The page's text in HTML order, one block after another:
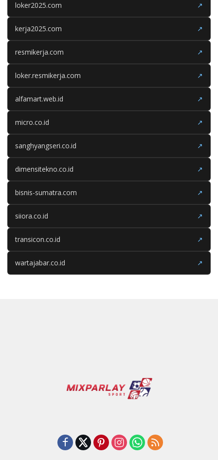
loker2025.com ↗
kerja2025.com ↗
resmikerja.com ↗
loker.resmikerja.com ↗
alfamart.web.id ↗
micro.co.id ↗
sanghyangseri.co.id ↗
dimensitekno.co.id ↗
bisnis-sumatra.com ↗
siiora.co.id ↗
transicon.co.id ↗
wartajabar.co.id ↗